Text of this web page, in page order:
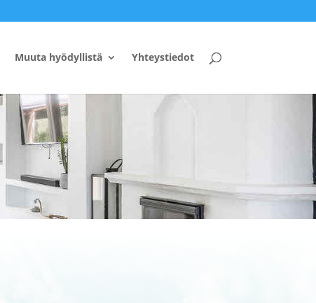
Muuta hyödyllistä Yhteystiedot